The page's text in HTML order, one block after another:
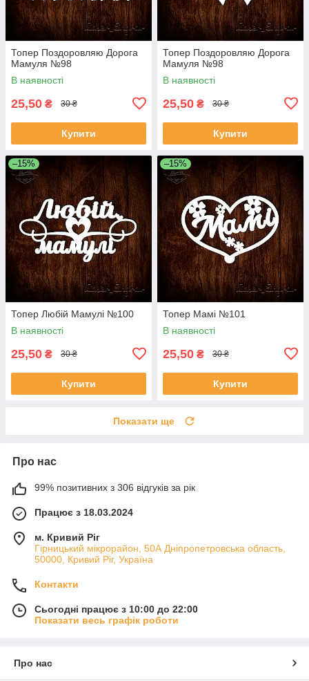
Топер Поздоровляю Дорога
Мамуля №98
В наявності
25,50 ₴ 30 ₴
Купити
Топер Поздоровляю Дорога
Мамуля №98
В наявності
25,50 ₴ 30 ₴
Купити
–15%
Топер Любій Мамулі №100
В наявності
25,50 ₴ 30 ₴
Купити
–15%
Топер Мамі №101
В наявності
25,50 ₴ 30 ₴
Купити
Показати ще
Про нас
99% позитивних з 306 відгуків за рік
Працює з 18.03.2024
м. Кривий Ріг
Гірницький мікрорайон, 50А Дніпропетровська область,
50000, Кривий Ріг, Україна
Контакти
Сьогодні працює з 10:00 до 22:00
Показати весь графік роботи
Про нас